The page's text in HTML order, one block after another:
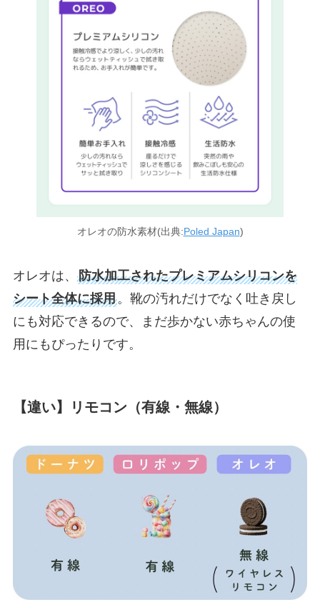
オレオの防水素材(出典:Poled Japan)
オレオは、 防水加工されたプレミアムシリコンを
シート全体に採用。靴の汚れだけでなく吐き戻し
にも対応できるので、まだ歩かない赤ちゃんの使
用にもぴったりです。
【違い】リモコン（有線・無線）